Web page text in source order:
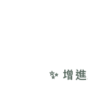
✨ 增